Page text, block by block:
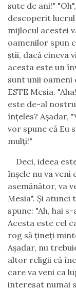
sute de ani!"
descoperit lucrul
mijlocul acestei
oamenilor spun
ştii, dacă cineva
acesta este un
sunt unii oameni
ESTE Mesia.
este de-al
înţeles? Aşadar,
vor spune că Eu
mulţi!"
Deci, ideea
înşele nu va veni
asemănător, va
Mesia". Şi
spune: "Ah, hai
Acesta este cel
rog să ţineţi
Aşadar, nu
altor religii că
care va veni ca
interesat numai